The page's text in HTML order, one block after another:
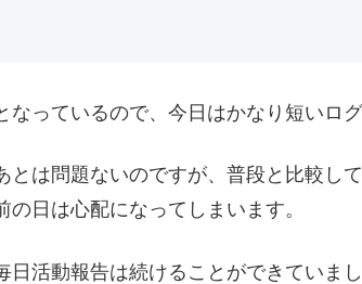
っているので、今日はかなり短いロ
とは問題ないのですが、普段と比較し
日は心配になってしまいます。
日活動報告は続けることができていま